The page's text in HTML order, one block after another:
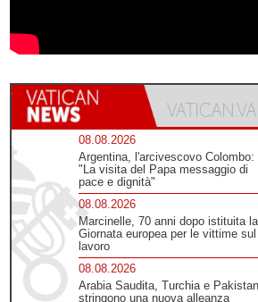
08.08.2026
Argentina, l'arcivescovo Colombo:
"La visita del Papa messaggio di
pace e dignità"
08.08.2026
Marcinelle, 70 anni dopo istituita la
Giornata europea per le vittime sul
lavoro
08.08.2026